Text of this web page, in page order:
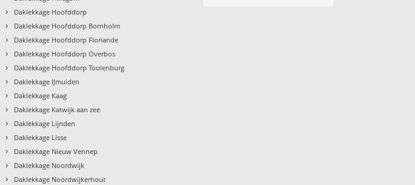
› Daklekkage Hoofddorp
› Daklekkage Hoofddorp Bornholm
› Daklekkage Hoofddorp Floriande
› Daklekkage Hoofddorp Overbos
› Daklekkage Hoofddorp Toolenburg
› Daklekkage IJmuiden
› Daklekkage Kaag
› Daklekkage Katwijk aan zee
› Daklekkage Lijnden
› Daklekkage Lisse
› Daklekkage Nieuw Vennep
› Daklekkage Noordwijk
› Daklekkage Noordwijkerhout